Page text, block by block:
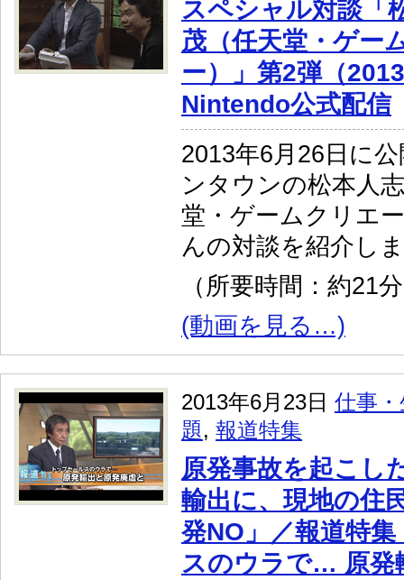
スペシャル対談「
茂（任天堂・ゲー
ー）」第2弾（
Nintendo公式配信
2013年6月26日に
ンタウンの松本人
堂・ゲームクリエ
んの対談を紹介し
（所要時間：約21
(動画を見る…)
2013年6月23日 仕事
題, 報道特集
原発事故を起こし
輸出に、現地の住
発NO」／報道特
スのウラで… 原発